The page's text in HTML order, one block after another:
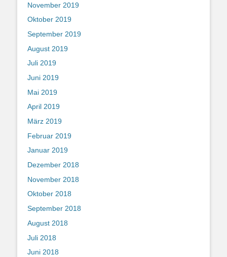
November 2019
Oktober 2019
September 2019
August 2019
Juli 2019
Juni 2019
Mai 2019
April 2019
März 2019
Februar 2019
Januar 2019
Dezember 2018
November 2018
Oktober 2018
September 2018
August 2018
Juli 2018
Juni 2018